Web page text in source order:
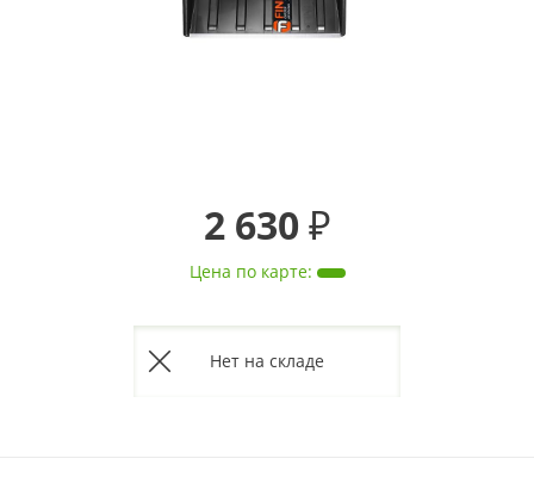
2 630 ₽
Цена по карте:
Нет на складе